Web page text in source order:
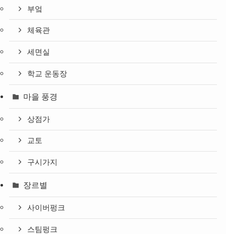
부엌
체육관
세면실
학교 운동장
마을 풍경
상점가
교토
구시가지
장르별
사이버펑크
스팀펑크